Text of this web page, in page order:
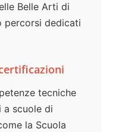
Belle Arti di
percorsi dedicati
tecniche
a scuole di
la Scuola